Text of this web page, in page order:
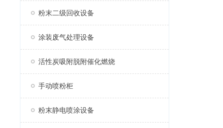
粉末二级回收设备
涂装废气处理设备
活性炭吸附脱附催化燃烧
手动喷粉柜
粉末静电喷涂设备